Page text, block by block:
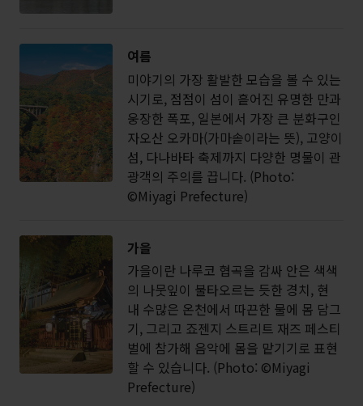
여름
미야기의 가장 활발한 모습을 볼 수 있는
시기로, 점점이 섬이 흩어진 유명한 만과
웅장한 폭포, 일본에서 가장 큰 분화구인
자오산 오카마(가마솥이라는 뜻), 고양이
섬, 다나바타 축제까지 다양한 명물이 관
광객의 주의를 끕니다. (Photo:
©Miyagi Prefecture)
가을
가을이란 나루코 협곡을 감싸 안은 색색
의 나뭇잎이 불타오르는 듯한 경치, 현
내 수많은 온천에서 따끈한 물에 몸 담그
기, 그리고 죠젠지 스트리트 재즈 페스티
벌에 참가해 음악에 몸을 맡기기로 표현
할 수 있습니다. (Photo: ©Miyagi
Prefecture)